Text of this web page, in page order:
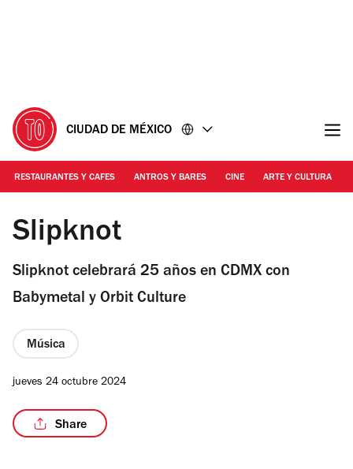
CIUDAD DE MÉXICO
RESTAURANTES Y CAFES ANTROS Y BARES CINE ARTE Y CULTURA
Foto: Cortesía
Slipknot
Slipknot celebrará 25 años en CDMX con
Babymetal y Orbit Culture
Música
jueves 24 octubre 2024
Share